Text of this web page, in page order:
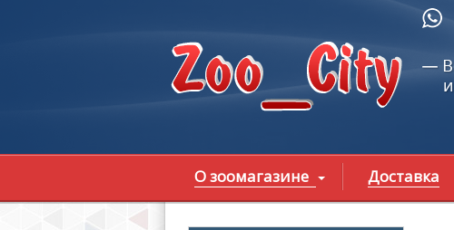
О зоомагазине Доставка